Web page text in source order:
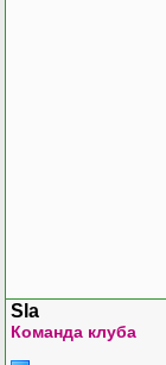
Sla
Команда клуба